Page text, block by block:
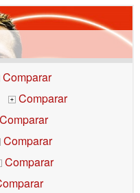
Comparar
+
Comparar
Comparar
Comparar
Comparar